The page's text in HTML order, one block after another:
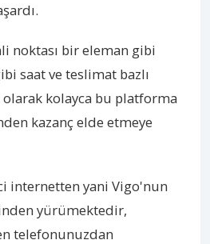
noktası bir eleman gibi
saat ve teslimat bazlı
olarak kolayca bu platforma
kazanç elde etmeye
internetten yani Vigo'nun
yürümektedir,
telefonunuzdan